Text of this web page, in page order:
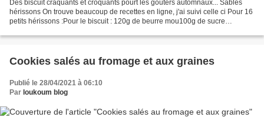
Des biscuit craquants et croquants pourt les gouters automnaux... Sablés
hérissons On trouve beaucoup de recettes en ligne, j'ai suivi celle ci Pour 16
petits hérissons :Pour le biscuit : 120g de beurre mou100g de sucre
Cookies salés au fromage et aux graines
Publié le 28/04/2021 à 06:10
Par loukoum blog